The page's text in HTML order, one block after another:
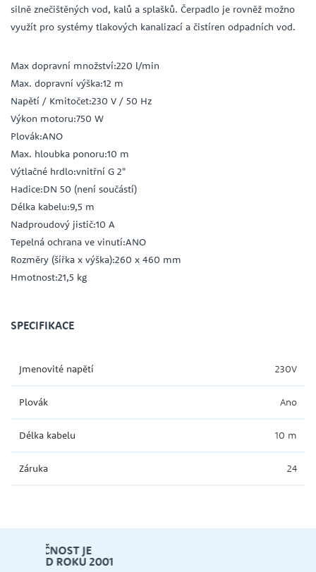
silně znečištěných vod, kalů a splašků. Čerpadlo je rovněž možno
využít pro systémy tlakových kanalizací a čistíren odpadních vod.
Max dopravní množství:220 l/min
Max. dopravní výška:12 m
Napětí / Kmitočet:230 V / 50 Hz
Výkon motoru:750 W
Plovák:ANO
Max. hloubka ponoru:10 m
Výtlačné hrdlo:vnitřní G 2"
Hadice:DN 50 (není součástí)
Délka kabelu:9,5 m
Nadproudový jistič:10 A
Tepelná ochrana ve vinutí:ANO
Rozměry (šířka x výška):260 x 460 mm
Hmotnost:21,5 kg
SPECIFIKACE
Jmenovité napětí 230V
Plovák Ano
Délka kabelu 10 m
Záruka 24